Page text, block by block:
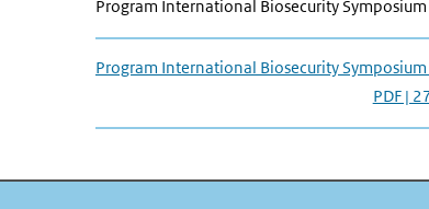
Program International Biosecurity
Program International Biosecurity
PDF |